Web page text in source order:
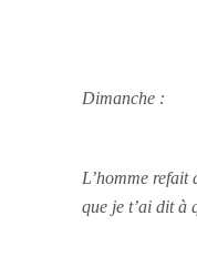
Dimanche :
L’homme refait
que je t’ai dit à